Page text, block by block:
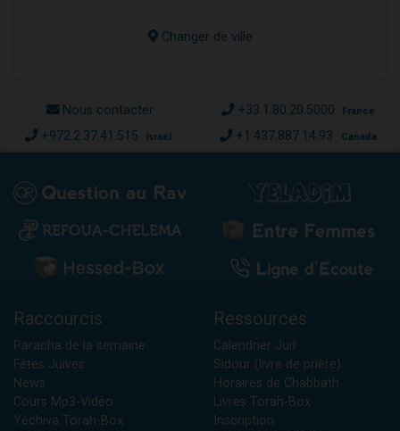
Changer de ville
Nous contacter +33.1.80.20.5000 France
+972.2.37.41.515 Israël +1.437.887.14.93 Canada
Raccourcis
Paracha de la semaine
Fêtes Juives
News
Cours Mp3-Vidéo
Yéchiva Torah-Box
Ressources
Calendrier Juif
Sidour (livre de prière)
Horaires de Chabbath
Livres Torah-Box
Inscription